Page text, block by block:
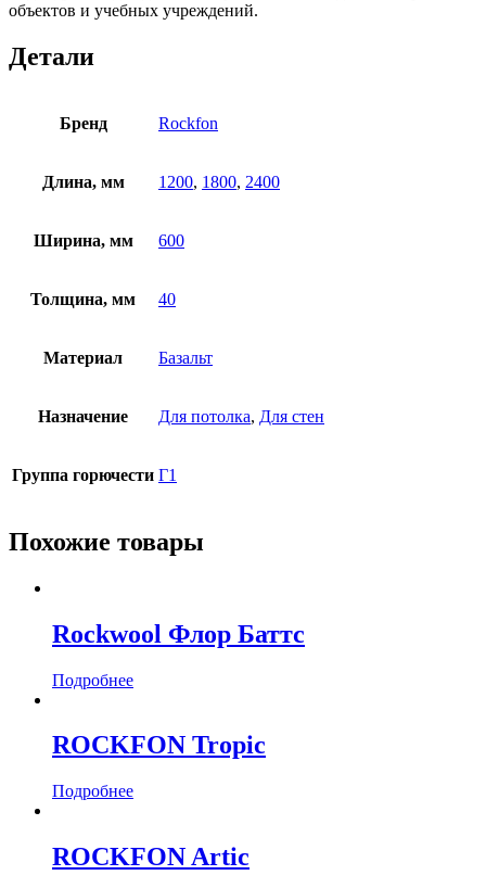
объектов и учебных учреждений.
Детали
Бренд Rockfon
Длина, мм 1200, 1800, 2400
Ширина, мм 600
Толщина, мм 40
Материал Базальт
Назначение Для потолка, Для стен
Группа горючести Г1
Похожие товары
Rockwool Флор Баттс
Подробнее
ROCKFON Tropic
Подробнее
ROCKFON Artic